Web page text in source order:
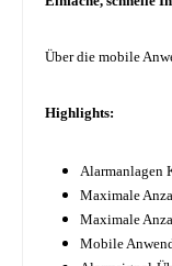
Über die mobile
Highlights:
Alarmanlagen
Maximale
Maximale
Mobile